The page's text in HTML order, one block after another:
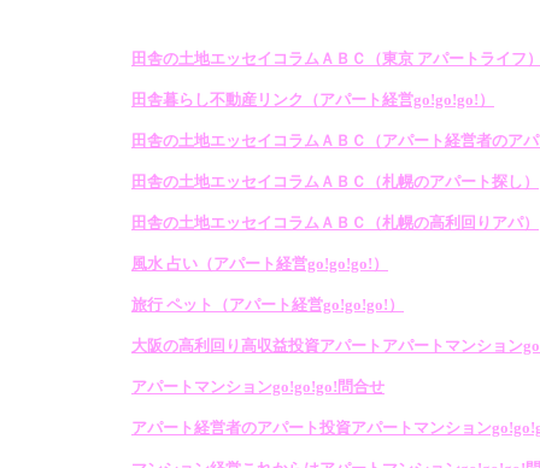
田舎の土地エッセイコラムＡＢＣ（東京 アパートライフ
田舎暮らし不動産リンク（アパート経営go!go!go!）
田舎の土地エッセイコラムＡＢＣ（アパート経営者のア
田舎の土地エッセイコラムＡＢＣ（札幌のアパート探し）
田舎の土地エッセイコラムＡＢＣ（札幌の高利回りアパ）
風水 占い（アパート経営go!go!go!）
旅行 ペット（アパート経営go!go!go!）
大阪の高利回り高収益投資アパートアパートマンション
アパートマンションgo!go!go!問合せ
アパート経営者のアパート投資アパートマンション